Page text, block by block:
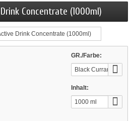
Concentrate (1000ml)
GR./Farbe:
Black Currant
Inhalt:
1000 ml